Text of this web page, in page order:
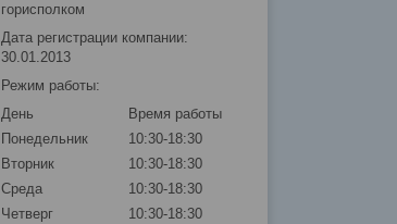
горисполком
Дата регистрации компании:
30.01.2013
Режим работы:
День
Время работы
Понедельник
10:30-18:30
Вторник
10:30-18:30
Среда
10:30-18:30
Четверг
10:30-18:30